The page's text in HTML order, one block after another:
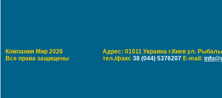
Компания Мир 2026
Все права защищены
Адрес: 01011 Украина г.Киев ул.
тел./факс 38 (044) 5376207 E-mail: